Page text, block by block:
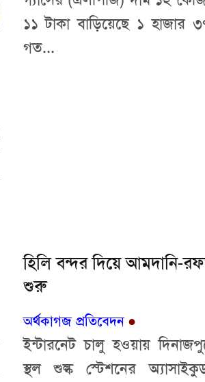
১১ টাকা বাড়িয়েছে ১ হাজার
গত...
হিলি বন্দর দিয়ে আমদানি-
শুরু
অর্থকাগজ প্রতিবেদন ●
ইন্টারনেট চালু হওয়ায়
স্থল শুল্ক স্টেশনের